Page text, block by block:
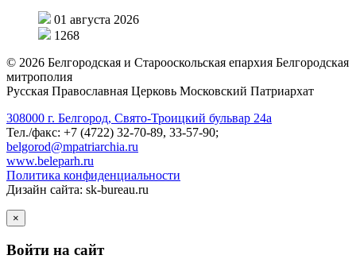
01 августа 2026
1268
© 2026 Белгородская и Старооскольская епархия Белгородская
митрополия
Русская Православная Церковь Московский Патриархат
308000 г. Белгород, Свято-Троицкий бульвар 24а
Тел./факс: +7 (4722) 32-70-89, 33-57-90;
belgorod@mpatriarchia.ru
www.beleparh.ru
Политика конфиденциальности
Дизайн сайта: sk-bureau.ru
×
Войти на сайт